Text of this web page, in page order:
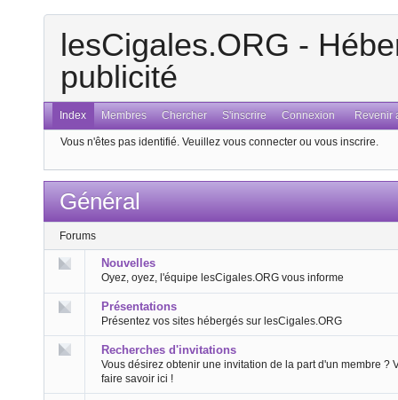
lesCigales.ORG -
publicité
Index Membres Chercher S'inscrire Connexion Revenir
Vous n'êtes pas identifié. Veuillez vous connecter ou vous inscrire.
Général
Forums
Nouvelles
Oyez, oyez, l'équipe lesCigales.ORG vous informe
Présentations
Présentez vos sites hébergés sur lesCigales.ORG
Recherches d'invitations
Vous désirez obtenir une invitation de la part d'un membre ?
faire savoir ici !